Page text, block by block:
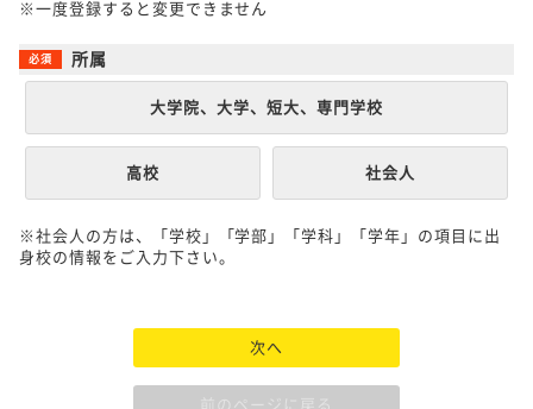
※一度登録すると変更できません
所属
大学院、大学、短大、専門学校
高校 社会人
※社会人の方は、「学校」「学部」「学科」「学年」の項目に出
身校の情報をご入力下さい。
次へ
前のページに戻る